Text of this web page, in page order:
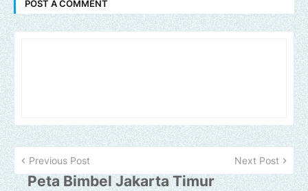
POST A COMMENT
Previous Post Next Post
Peta Bimbel Jakarta Timur